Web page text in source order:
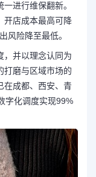
进行维保翻新。
开店成本最高可降
风险降至最低。
，并以理念认同为
打磨与区域市场的
在成都、西安、青
字化调度实现99%